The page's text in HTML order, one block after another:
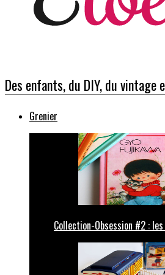
Des enfants, du DIY, du vintage
Grenier
Collection-Obsession #2 :